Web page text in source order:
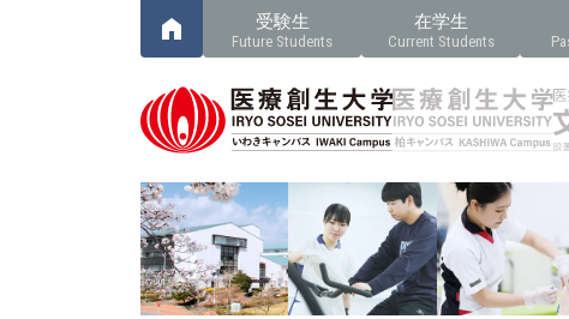
受験生
Future Students
在学生
Current Students